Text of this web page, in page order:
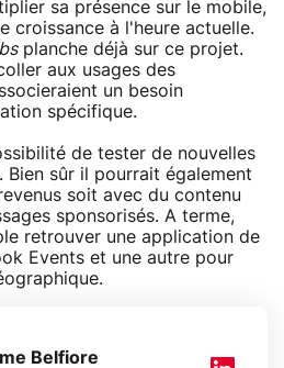
sa présence sur le mobile,
croissance à l'heure actuelle.
planche déjà sur ce projet.
aux usages des
un besoin
spécifique.
de tester de nouvelles
Bien sûr il pourrait également
soit avec du contenu
sponsorisés. A terme,
retrouver une application de
Events et une autre pour
Belfiore